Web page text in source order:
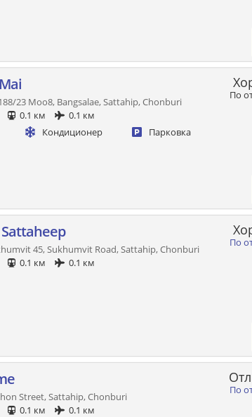
23 Moo8, Bangsalae, Sattahip, Chonburi
0.1 км
0.1 км
Кондиционер
Парковка
По
45, Sukhumvit Road, Sattahip, Chonburi
0.1 км
0.1 км
По
Street, Sattahip, Chonburi
0.1 км 0.1 км
По